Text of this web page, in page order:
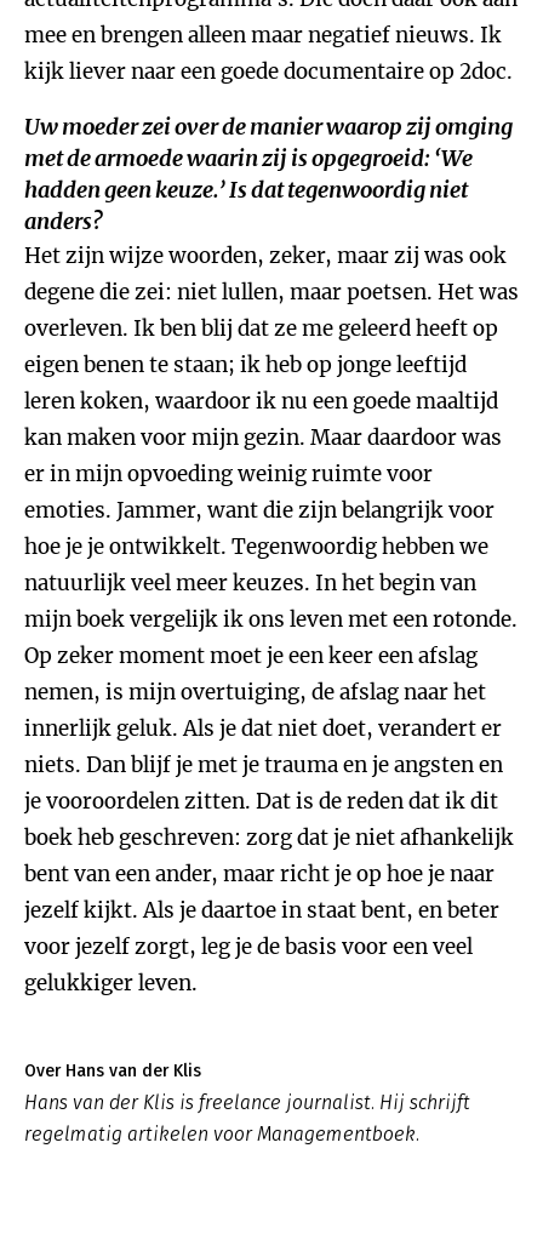
mee en brengen alleen maar negatief nieuws. Ik
kijk liever naar een goede documentaire op 2doc.
Uw moeder zei over de manier waarop zij omging
met de armoede waarin zij is opgegroeid: ‘We
hadden geen keuze.’ Is dat tegenwoordig niet
anders?
Het zijn wijze woorden, zeker, maar zij was ook
degene die zei: niet lullen, maar poetsen. Het was
overleven. Ik ben blij dat ze me geleerd heeft op
eigen benen te staan; ik heb op jonge leeftijd
leren koken, waardoor ik nu een goede maaltijd
kan maken voor mijn gezin. Maar daardoor was
er in mijn opvoeding weinig ruimte voor
emoties. Jammer, want die zijn belangrijk voor
hoe je je ontwikkelt. Tegenwoordig hebben we
natuurlijk veel meer keuzes. In het begin van
mijn boek vergelijk ik ons leven met een rotonde.
Op zeker moment moet je een keer een afslag
nemen, is mijn overtuiging, de afslag naar het
innerlijk geluk. Als je dat niet doet, verandert er
niets. Dan blijf je met je trauma en je angsten en
je vooroordelen zitten. Dat is de reden dat ik dit
boek heb geschreven: zorg dat je niet afhankelijk
bent van een ander, maar richt je op hoe je naar
jezelf kijkt. Als je daartoe in staat bent, en beter
voor jezelf zorgt, leg je de basis voor een veel
gelukkiger leven.
Over Hans van der Klis
Hans van der Klis is freelance journalist. Hij schrijft
regelmatig artikelen voor Managementboek.